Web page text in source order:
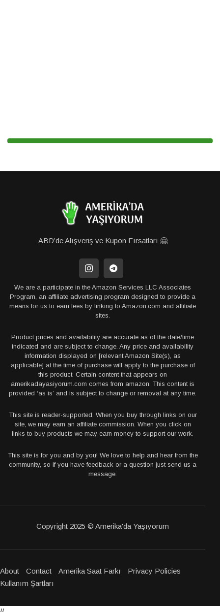
ABD’de Alışveriş ve Kupon Fırsatları 🤗
We are a participate in the Amazon Services LLC Associates
Program, an affiliate advertising program designed to provide a
means for us to earn fees by linking to Amazon.com and affiliate
sites.
Product prices and availability are accurate as of the date/time
indicated and are subject to change. Any price and availability
information displayed on [relevant Amazon Site(s), as
applicable] at the time of purchase will apply to the purchase of
this product. Certain content that appears on
amerikadayasiyorum.com comes from amazon. This content is
provided ‘as is’ and is subject to change or removal at any time.
This site is reader-supported. When you buy through links on our
site, we may earn an affiliate commission. When you click on
links to buy products we may earn money to support our work.
This site is for you and by you! We love to help and hear from the
community, so if you have feedback or a question just send us a
message.
Copyright 2025 © Amerika'da Yaşıyorum
About Contact Amerika Saat Farkı
Privacy Policies
Kullanım Şartları